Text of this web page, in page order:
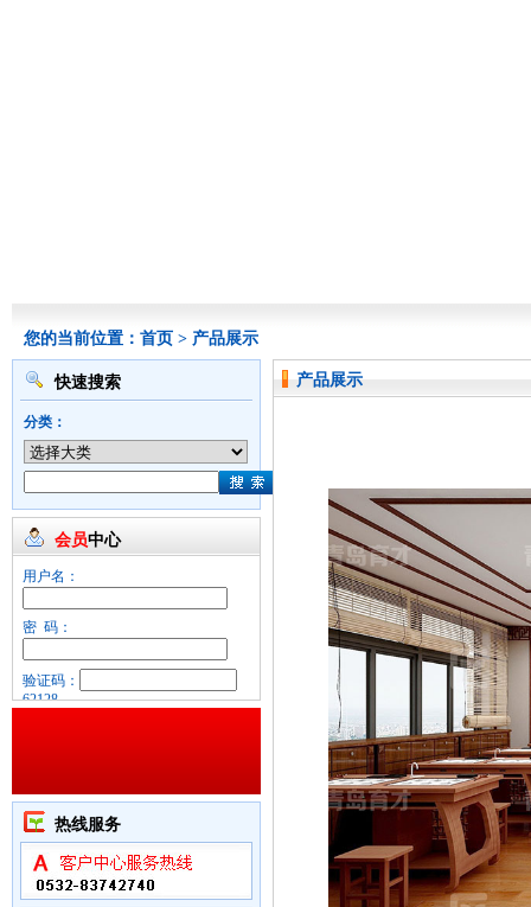
您的当前位置： 首页 > 产品展示
快速搜索
分类：
会员中心
用户名：
密 码：
验证码：
62128
热线服务
产品展示